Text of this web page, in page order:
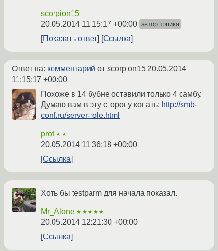
scorpion15
20.05.2014 11:15:17 +00:00 автор топика
Показать ответ Ссылка
Ответ на: комментарий от scorpion15 20.05.2014
11:15:17 +00:00
Похоже в 14 бубне оставили только 4 самбу.
Думаю вам в эту сторону копать: http://smb-
conf.ru/server-role.html
prot ★★
20.05.2014 11:36:18 +00:00
Ссылка
Хоть бы testparm для начала показал.
Mr_Alone ★★★★★
20.05.2014 12:21:30 +00:00
Ссылка